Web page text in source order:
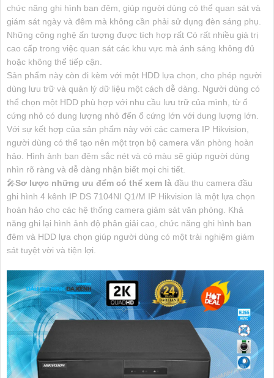
chức năng ghi hình ban đêm, giúp người dùng có thể quan sát và
giám sát ngày và đêm mà không cần phải sử dụng đèn sáng phụ.
Những công nghệ ấn tượng được tích hợp rất Có rất nhiều giá trị
cao cấp trong việc quan sát các khu vực mà ánh sáng không đủ
hoặc không thể tiếp cận.
Sản phẩm này còn đi kèm với một HDD lựa chọn, cho phép người
dùng lưu trữ và quản lý dữ liệu một cách dễ dàng. Người dùng có
thể chọn một HDD phù hợp với nhu cầu lưu trữ của mình, từ ổ
cứng nhỏ có dung lượng nhỏ đến ổ cứng lớn với dung lượng lớn.
Với sự kết hợp của sản phẩm này với các camera IP Hikvision,
người dùng có thể tạo nên một trọn bộ camera văn phòng hoàn
hảo. Hình ảnh ban đêm sắc nét và có màu sẽ giúp người dùng
nhìn rõ ràng và dễ dàng nhận biết mọi chi tiết.
🎤Sơ lược những ưu đểm có thể xem là đầu thu camera đầu
ghi hình 4 kênh IP DS 7104NI Q1/M IP Hikvision là một lựa chọn
hoàn hảo cho các hệ thống camera giám sát văn phòng. Khả
năng ghi lại hình ảnh độ phân giải cao, chức năng ghi hình ban
đêm và HDD lựa chọn giúp người dùng có một trải nghiệm giám
sát tuyệt vời và tiện lợi.